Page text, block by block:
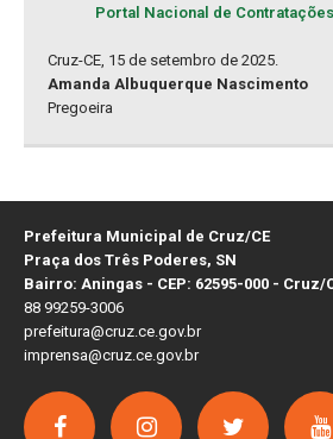
Portal Nacional de
Cruz-CE, 15 de setembro de 2025.
Amanda Albuquerque Nascimento
Pregoeira
Prefeitura Municipal de Cruz/CE
Praça dos Três Poderes, SN
Bairro: Aningas - CEP: 62595-000 - Cruz/
88 99259-3006
prefeitura@cruz.ce.gov.br
imprensa@cruz.ce.gov.br